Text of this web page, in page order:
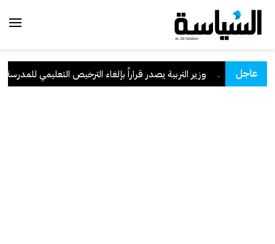
عاجل وزير التربية يصدر قراراً بإلغاء الترخيص التعليمي للمدرسة